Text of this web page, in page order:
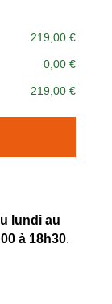
219,00 €
0,00 €
219,00 €
lundi au
à 18h30.